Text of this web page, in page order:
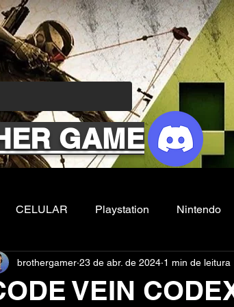
GAME
CELULAR Playstation Nintendo
Sobre nos Filmes e Series
VEIN
brothergamer 23 de abr. de 2024 1 min de leitura